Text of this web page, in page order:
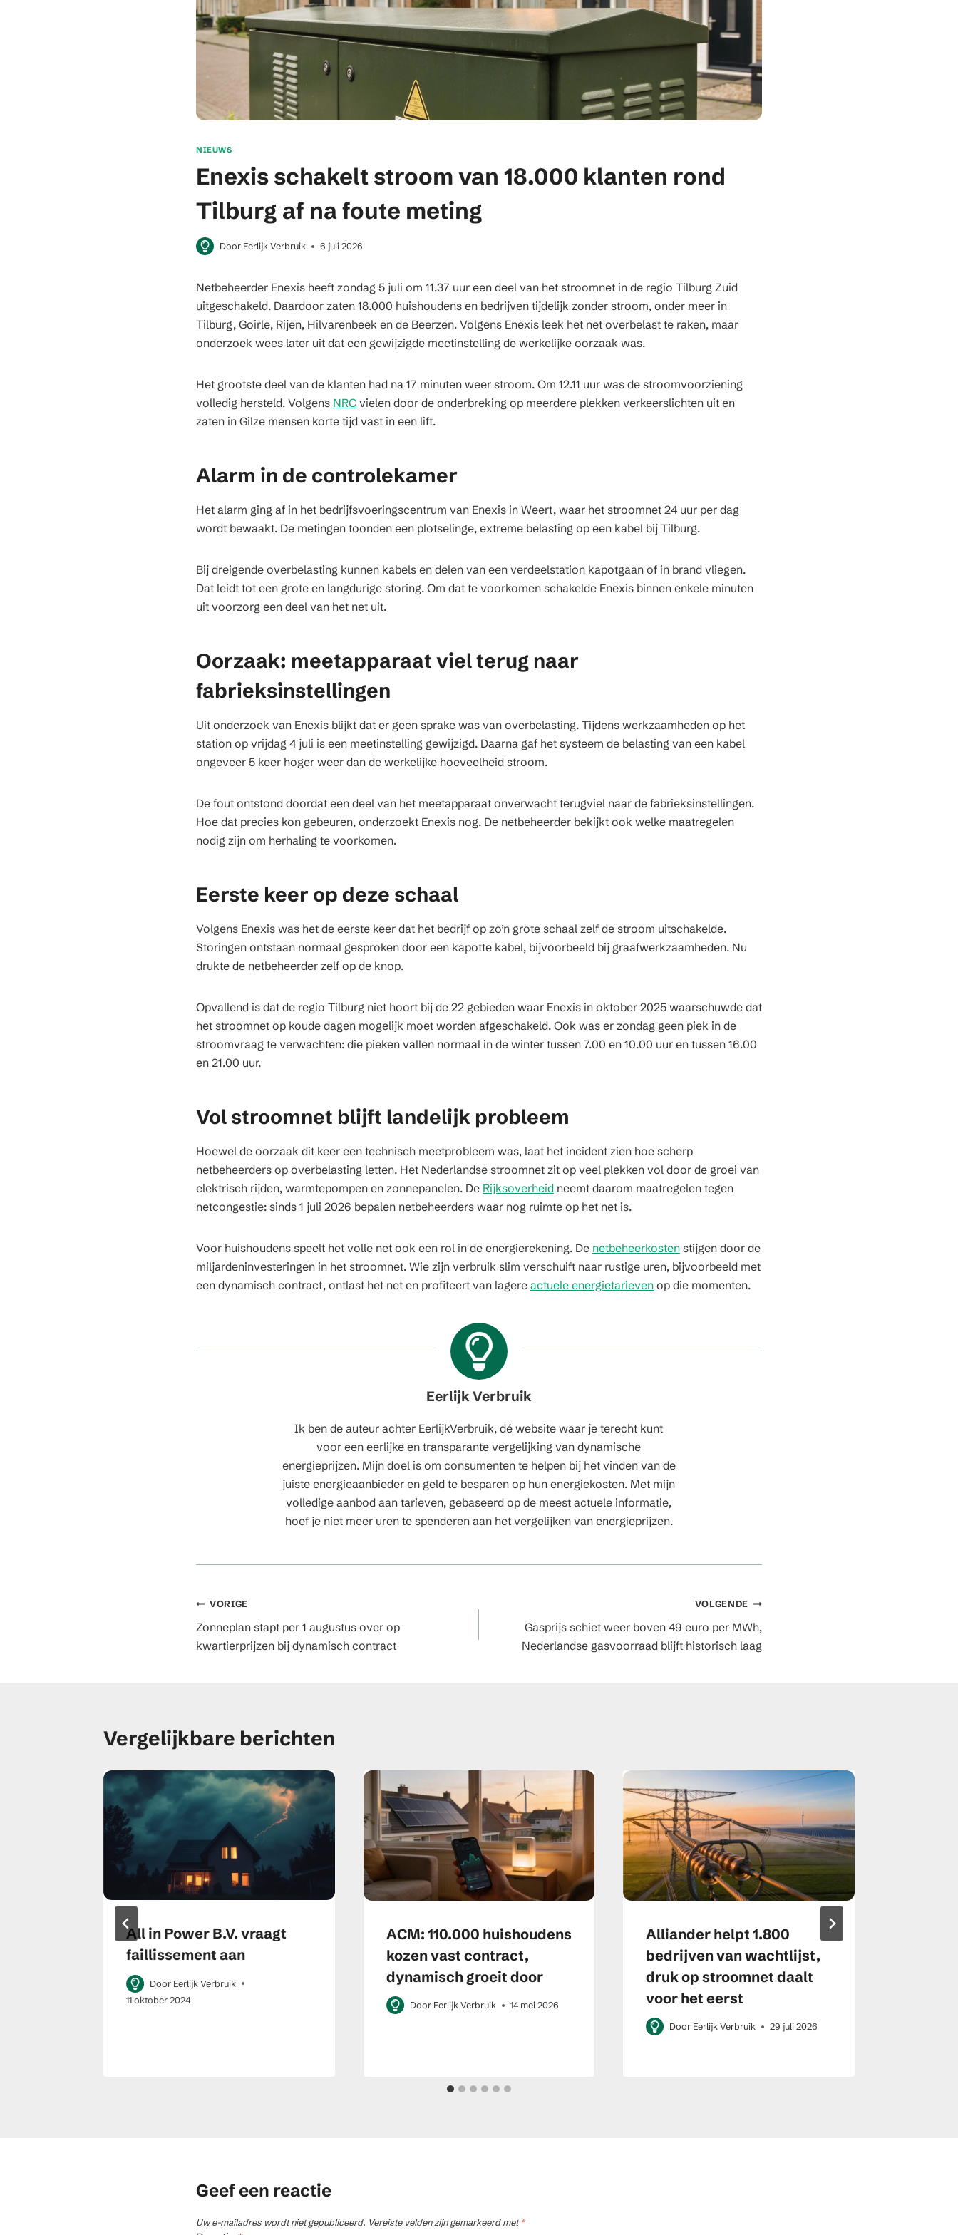
NIEUWS
Enexis schakelt stroom van 18.000 klanten rond
Tilburg af na foute meting
Door Eerlijk Verbruik 6 juli 2026
Netbeheerder Enexis heeft zondag 5 juli om 11.37 uur een deel van het stroomnet in de regio Tilburg Zuid
uitgeschakeld. Daardoor zaten 18.000 huishoudens en bedrijven tijdelijk zonder stroom, onder meer in
Tilburg, Goirle, Rijen, Hilvarenbeek en de Beerzen. Volgens Enexis leek het net overbelast te raken, maar
onderzoek wees later uit dat een gewijzigde meetinstelling de werkelijke oorzaak was.
Het grootste deel van de klanten had na 17 minuten weer stroom. Om 12.11 uur was de stroomvoorziening
volledig hersteld. Volgens NRC vielen door de onderbreking op meerdere plekken verkeerslichten uit en
zaten in Gilze mensen korte tijd vast in een lift.
Alarm in de controlekamer
Het alarm ging af in het bedrijfsvoeringscentrum van Enexis in Weert, waar het stroomnet 24 uur per dag
wordt bewaakt. De metingen toonden een plotselinge, extreme belasting op een kabel bij Tilburg.
Bij dreigende overbelasting kunnen kabels en delen van een verdeelstation kapotgaan of in brand vliegen.
Dat leidt tot een grote en langdurige storing. Om dat te voorkomen schakelde Enexis binnen enkele minuten
uit voorzorg een deel van het net uit.
Oorzaak: meetapparaat viel terug naar
fabrieksinstellingen
Uit onderzoek van Enexis blijkt dat er geen sprake was van overbelasting. Tijdens werkzaamheden op het
station op vrijdag 4 juli is een meetinstelling gewijzigd. Daarna gaf het systeem de belasting van een kabel
ongeveer 5 keer hoger weer dan de werkelijke hoeveelheid stroom.
De fout ontstond doordat een deel van het meetapparaat onverwacht terugviel naar de fabrieksinstellingen.
Hoe dat precies kon gebeuren, onderzoekt Enexis nog. De netbeheerder bekijkt ook welke maatregelen
nodig zijn om herhaling te voorkomen.
Eerste keer op deze schaal
Volgens Enexis was het de eerste keer dat het bedrijf op zo’n grote schaal zelf de stroom uitschakelde.
Storingen ontstaan normaal gesproken door een kapotte kabel, bijvoorbeeld bij graafwerkzaamheden. Nu
drukte de netbeheerder zelf op de knop.
Opvallend is dat de regio Tilburg niet hoort bij de 22 gebieden waar Enexis in oktober 2025 waarschuwde dat
het stroomnet op koude dagen mogelijk moet worden afgeschakeld. Ook was er zondag geen piek in de
stroomvraag te verwachten: die pieken vallen normaal in de winter tussen 7.00 en 10.00 uur en tussen 16.00
en 21.00 uur.
Vol stroomnet blijft landelijk probleem
Hoewel de oorzaak dit keer een technisch meetprobleem was, laat het incident zien hoe scherp
netbeheerders op overbelasting letten. Het Nederlandse stroomnet zit op veel plekken vol door de groei van
elektrisch rijden, warmtepompen en zonnepanelen. De Rijksoverheid neemt daarom maatregelen tegen
netcongestie: sinds 1 juli 2026 bepalen netbeheerders waar nog ruimte op het net is.
Voor huishoudens speelt het volle net ook een rol in de energierekening. De netbeheerkosten stijgen door de
miljardeninvesteringen in het stroomnet. Wie zijn verbruik slim verschuift naar rustige uren, bijvoorbeeld met
een dynamisch contract, ontlast het net en profiteert van lagere actuele energietarieven op die momenten.
Eerlijk Verbruik
Ik ben de auteur achter EerlijkVerbruik, dé website waar je terecht kunt
voor een eerlijke en transparante vergelijking van dynamische
energieprijzen. Mijn doel is om consumenten te helpen bij het vinden van de
juiste energieaanbieder en geld te besparen op hun energiekosten. Met mijn
volledige aanbod aan tarieven, gebaseerd op de meest actuele informatie,
hoef je niet meer uren te spenderen aan het vergelijken van energieprijzen.
Berichtnavigatie
VORIGE
Zonneplan stapt per 1 augustus over op
kwartierprijzen bij dynamisch contract
VOLGENDE
Gasprijs schiet weer boven 49 euro per MWh,
Nederlandse gasvoorraad blijft historisch laag
Vergelijkbare berichten
All in Power B.V. vraagt
faillissement aan
Door Eerlijk Verbruik
11 oktober 2024
ACM: 110.000 huishoudens
kozen vast contract,
dynamisch groeit door
Door Eerlijk Verbruik 14 mei 2026
Alliander helpt 1.800
bedrijven van wachtlijst,
druk op stroomnet daalt
voor het eerst
Door Eerlijk Verbruik 29 juli 2026
Geef een reactie
Uw e-mailadres wordt niet gepubliceerd. Vereiste velden zijn gemarkeerd met*